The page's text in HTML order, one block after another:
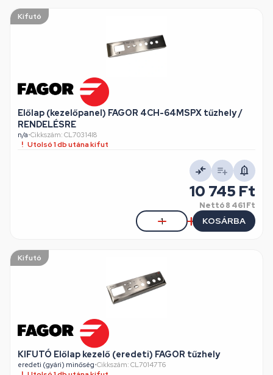
Kifutó
Előlap (kezelőpanel) FAGOR 4CH-64MSPX tűzhely /
RENDELÉSRE
n/a•Cikkszám: CL70314I8
Utolsó 1 db utána kifut
10 745 Ft
Nettó8 461 Ft
KOSÁRBA
Kifutó
KIFUTÓ Előlap kezelő (eredeti) FAGOR tűzhely
eredeti (gyári) minőség•Cikkszám: CL70147T6